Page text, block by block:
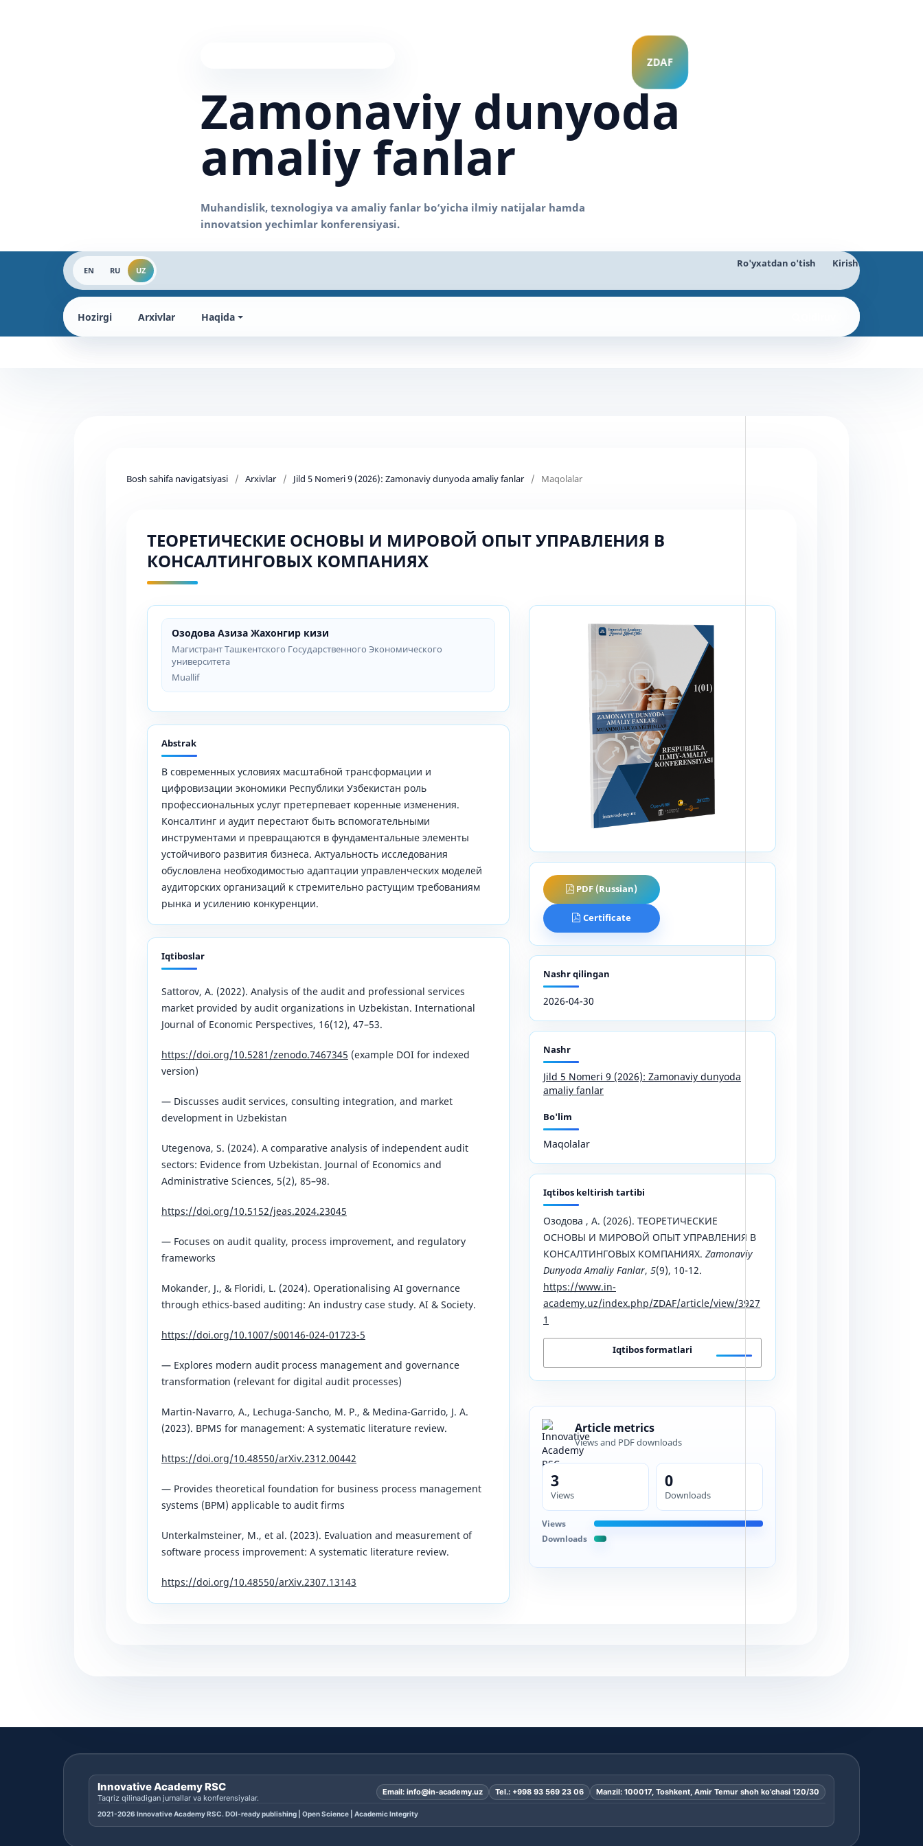
Zamonaviy dunyoda
amaliy fanlar
EN RU UZ
Ro'yxatdan o'tish Kirish
Hozirgi Arxivlar Haqida
Bosh sahifa navigatsiyasi / Arxivlar / Jild 5 Nomeri 9 (2026): Zamonaviy dunyoda amaliy fanlar / Maqolalar
ТЕОРЕТИЧЕСКИЕ ОСНОВЫ И МИРОВОЙ ОПЫТ УПРАВЛЕНИЯ В
КОНСАЛТИНГОВЫХ КОМПАНИЯХ
Озодова Азиза Жахонгир кизи
Магистрант Ташкентского Государственного Экономического
университета
Muallif
Abstrak
В современных условиях масштабной трансформации и
цифровизации экономики Республики Узбекистан роль
профессиональных услуг претерпевает коренные изменения.
Консалтинг и аудит перестают быть вспомогательными
инструментами и превращаются в фундаментальные элементы
устойчивого развития бизнеса. Актуальность исследования
обусловлена необходимостью адаптации управленческих моделей
аудиторских организаций к стремительно растущим требованиям
рынка и усилению конкуренции.
Iqtiboslar
Sattorov, A. (2022). Analysis of the audit and professional services
market provided by audit organizations in Uzbekistan. International
Journal of Economic Perspectives, 16(12), 47–53.
https://doi.org/10.5281/zenodo.7467345 (example DOI for indexed
version)
— Discusses audit services, consulting integration, and market
development in Uzbekistan
Utegenova, S. (2024). A comparative analysis of independent audit
sectors: Evidence from Uzbekistan. Journal of Economics and
Administrative Sciences, 5(2), 85–98.
https://doi.org/10.5152/jeas.2024.23045
— Focuses on audit quality, process improvement, and regulatory
frameworks
Mokander, J., & Floridi, L. (2024). Operationalising AI governance
through ethics-based auditing: An industry case study. AI & Society.
https://doi.org/10.1007/s00146-024-01723-5
— Explores modern audit process management and governance
transformation (relevant for digital audit processes)
Martin-Navarro, A., Lechuga-Sancho, M. P., & Medina-Garrido, J. A.
(2023). BPMS for management: A systematic literature review.
https://doi.org/10.48550/arXiv.2312.00442
— Provides theoretical foundation for business process management
systems (BPM) applicable to audit firms
Unterkalmsteiner, M., et al. (2023). Evaluation and measurement of
software process improvement: A systematic literature review.
https://doi.org/10.48550/arXiv.2307.13143
PDF (Russian)
Certificate
Nashr qilingan
2026-04-30
Nashr
Jild 5 Nomeri 9 (2026): Zamonaviy dunyoda
amaliy fanlar
Bo'lim
Maqolalar
Iqtibos keltirish tartibi
Озодова , А. (2026). ТЕОРЕТИЧЕСКИЕ
ОСНОВЫ И МИРОВОЙ ОПЫТ УПРАВЛЕНИЯ В
КОНСАЛТИНГОВЫХ КОМПАНИЯХ. Zamonaviy
Dunyoda Amaliy Fanlar, 5(9), 10-12.
https://www.in-
academy.uz/index.php/ZDAF/article/view/3927
1
Iqtibos formatlari
Article metrics
Views and PDF downloads
3
Views
0
Downloads
Views
Downloads
Innovative Academy RSC
Taqriz qilinadigan jurnallar va konferensiyalar.
Email: info@in-academy.uz Tel.: +998 93 569 23 06 Manzil: 100017, Toshkent, Amir Temur shoh ko’chasi 120/30
2021-2026 Innovative Academy RSC. DOI-ready publishing | Open Science | Academic Integrity